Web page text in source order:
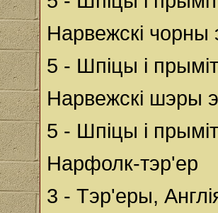
Нарвежскі чорны
5 - Шпіцы і
Нарвежскі шэры
5 - Шпіцы і
Нарфолк-тэр'ер
3 - Тэр'еры,